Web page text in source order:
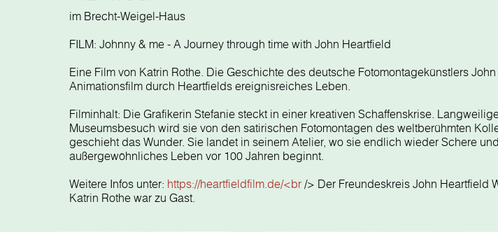
im Brecht-Weigel-Haus
FILM: Johnny & me - A Journey through time with John Heartfield
Eine Film von Katrin Rothe. Die Geschichte des deutsche Fotomontagekünstlers
Animationsfilm durch Heartfields ereignisreiches Leben.
Filminhalt: Die Grafikerin Stefanie steckt in einer kreativen Schaffenskrise.
Museumsbesuch wird sie von den satirischen Fotomontagen des weltberühmten
geschieht das Wunder. Sie landet in seinem Atelier, wo sie endlich wieder Schere
außergewöhnliches Leben vor 100 Jahren beginnt.
Weitere Infos unter: https://heartfieldfilm.de/<br /> Der Freundeskreis John Heartfield
Katrin Rothe war zu Gast.